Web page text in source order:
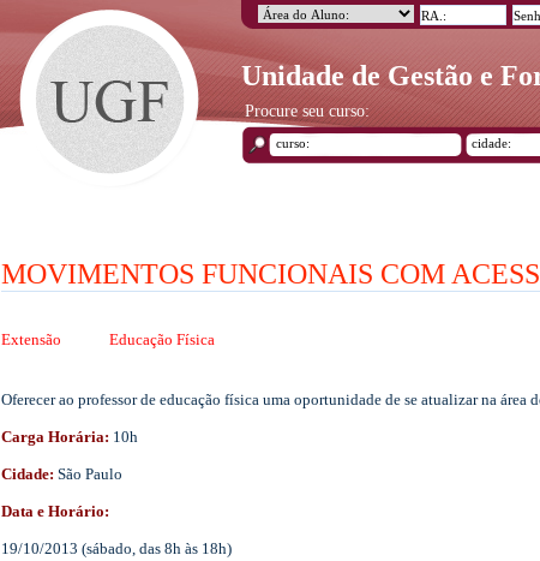
Unidade de Gestão e
Procure seu curso:
MOVIMENTOS FUNCIONAIS COM
Extensão Educação Física
Oferecer ao professor de educação física uma oportunidade de se atualizar na
Carga Horária: 10h
Cidade: São Paulo
Data e Horário:
19/10/2013 (sábado, das 8h às 18h)